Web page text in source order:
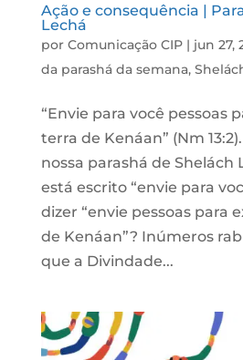
Ação e consequência |
Lechá
por Comunicação CIP| jun 27,
da parashá da semana,
“Envie para você pessoas
terra de Kenáan” (Nm
nossa parashá de Shelách
está escrito “envie para
dizer “envie pessoas para
de Kenáan”? Inúmeros
que a Divindade...